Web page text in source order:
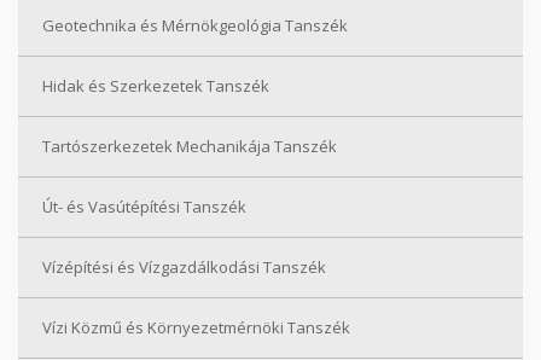
Geotechnika és Mérnökgeológia Tanszék
Hidak és Szerkezetek Tanszék
Tartószerkezetek Mechanikája Tanszék
Út- és Vasútépítési Tanszék
Vízépítési és Vízgazdálkodási Tanszék
Vízi Közmű és Környezetmérnöki Tanszék